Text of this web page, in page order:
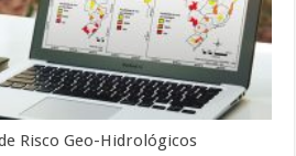
Risco Geo-Hidrológicos